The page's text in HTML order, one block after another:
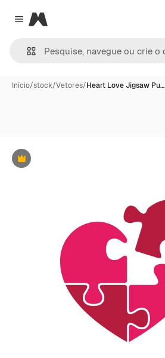
Close menu
Magnific
Início/stock/Vetores/Heart Love Jigsaw Pu…
Premium